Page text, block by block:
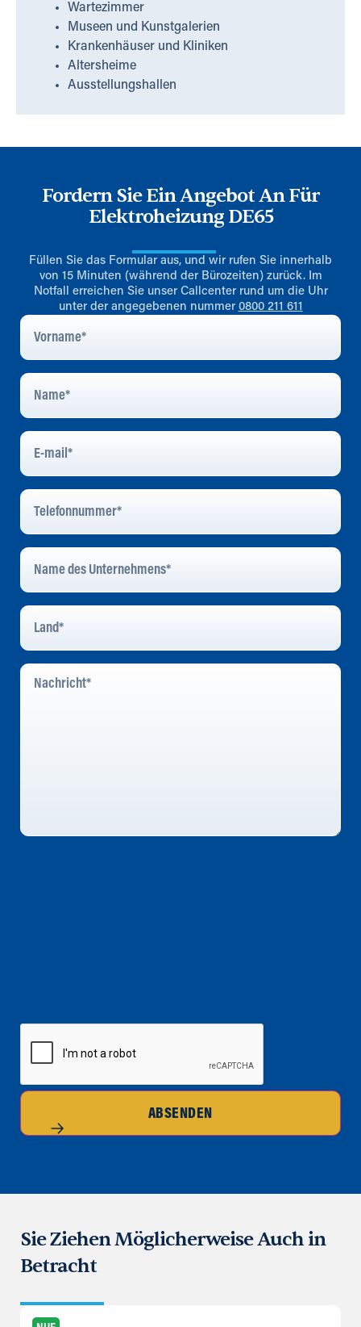
Wartezimmer
Museen und Kunstgalerien
Krankenhäuser und Kliniken
Altersheime
Ausstellungshallen
Fordern Sie Ein Angebot An Für
Elektroheizung DE65
Füllen Sie das Formular aus, und wir rufen Sie innerhalb
von 15 Minuten (während der Bürozeiten) zurück. Im
Notfall erreichen Sie unser Callcenter rund um die Uhr
unter der angegebenen nummer 0800 211 611
Vorname
Name
E-
Mail*
Telefonnummer
Name
Des
Unternehmens
Land
Nachricht
CAPTCHA
ABSENDEN
Sie Ziehen Möglicherweise Auch in
Betracht